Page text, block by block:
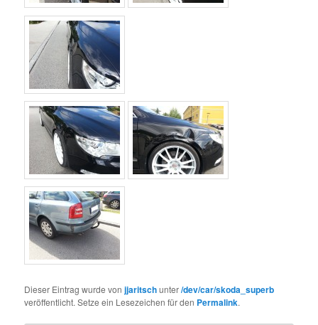
Dieser Eintrag wurde vonjjaritschunter/dev/car/skoda_superb
veröffentlicht. Setze ein Lesezeichen für den Permalink.